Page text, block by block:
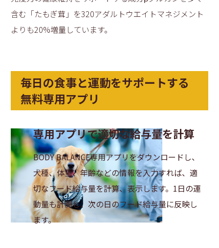
含む「たもぎ茸」を320アダルトウエイトマネジメント
よりも20%増量しています。
毎日の食事と運動をサポートする
無料専用アプリ
専用アプリで適切な給与量を計算
BODY BALANCE専用アプリをダウンロードし、
犬種、体重、年齢などの情報を入力すれば、適
切なフード給与量を計算、表示します。1日の運
動量も計測し、次の日のフード給与量に反映し
ます。